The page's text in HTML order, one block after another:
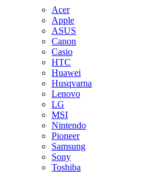
Acer
Apple
ASUS
Canon
Casio
HTC
Huawei
Husqvarna
Lenovo
LG
MSI
Nintendo
Pioneer
Samsung
Sony
Toshiba